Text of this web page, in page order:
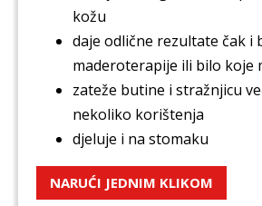
kožu
daje odlične rezultate čak i
maderoterapije ili bilo koje
zateže butine i stražnjicu
nekoliko korištenja
djeluje i na stomaku
NARUĆI JEDNIM KLIKOM